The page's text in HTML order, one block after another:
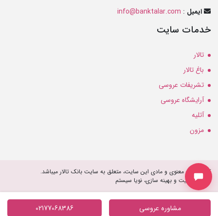
ایمیل :
info@banktalar.com
خدمات سایت
تالار
باغ تالار
تشریفات عروسی
آرایشگاه عروسی
آتلیه
مزون
کلیه حقوق معنوی و مادی این سایت، متعلق به سایت بانک تالار میباشد.
طراحی سایت و بهینه سازی، نویا سیستم
مشاوره عروسی 02177068386